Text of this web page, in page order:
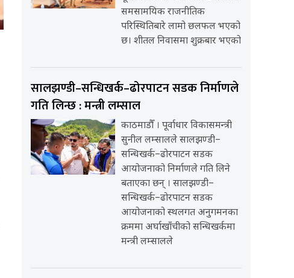
समसामयिक राजनीतिक
परिस्थितिबारे लामो छलफल भएको
छ। शीतल निवासमा शुक्रबार भएको
सालझण्डी–सन्धिखर्क–ढोरपाटन सडक निर्माणले
गति लिन्छ : मन्त्री लम्साल
काठमाडौँ । पूर्वाधार विकासमन्त्री
सुनील लम्सालले सालझण्डी–
सन्धिखर्क–ढोरपाटन सडक
आयोजनाको निर्माणले गति लिने
बताएका छन् । सालझण्डी–
सन्धिखर्क–ढोरपाटन सडक
आयोजनाको स्थलगत अनुगमनका
क्रममा अर्घाखाँचीको सन्धिखर्कमा
मन्त्री लम्सालले